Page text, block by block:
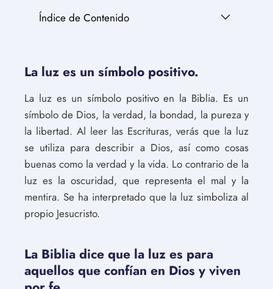
Índice de Contenido
La luz es un símbolo positivo.
La luz es un símbolo positivo en la Biblia. Es un
símbolo de Dios, la verdad, la bondad, la pureza y
la libertad. Al leer las Escrituras, verás que la luz
se utiliza para describir a Dios, así como cosas
buenas como la verdad y la vida. Lo contrario de la
luz es la oscuridad, que representa el mal y la
mentira. Se ha interpretado que la luz simboliza al
propio Jesucristo.
La Biblia dice que la luz es para
aquellos que confían en Dios y viven